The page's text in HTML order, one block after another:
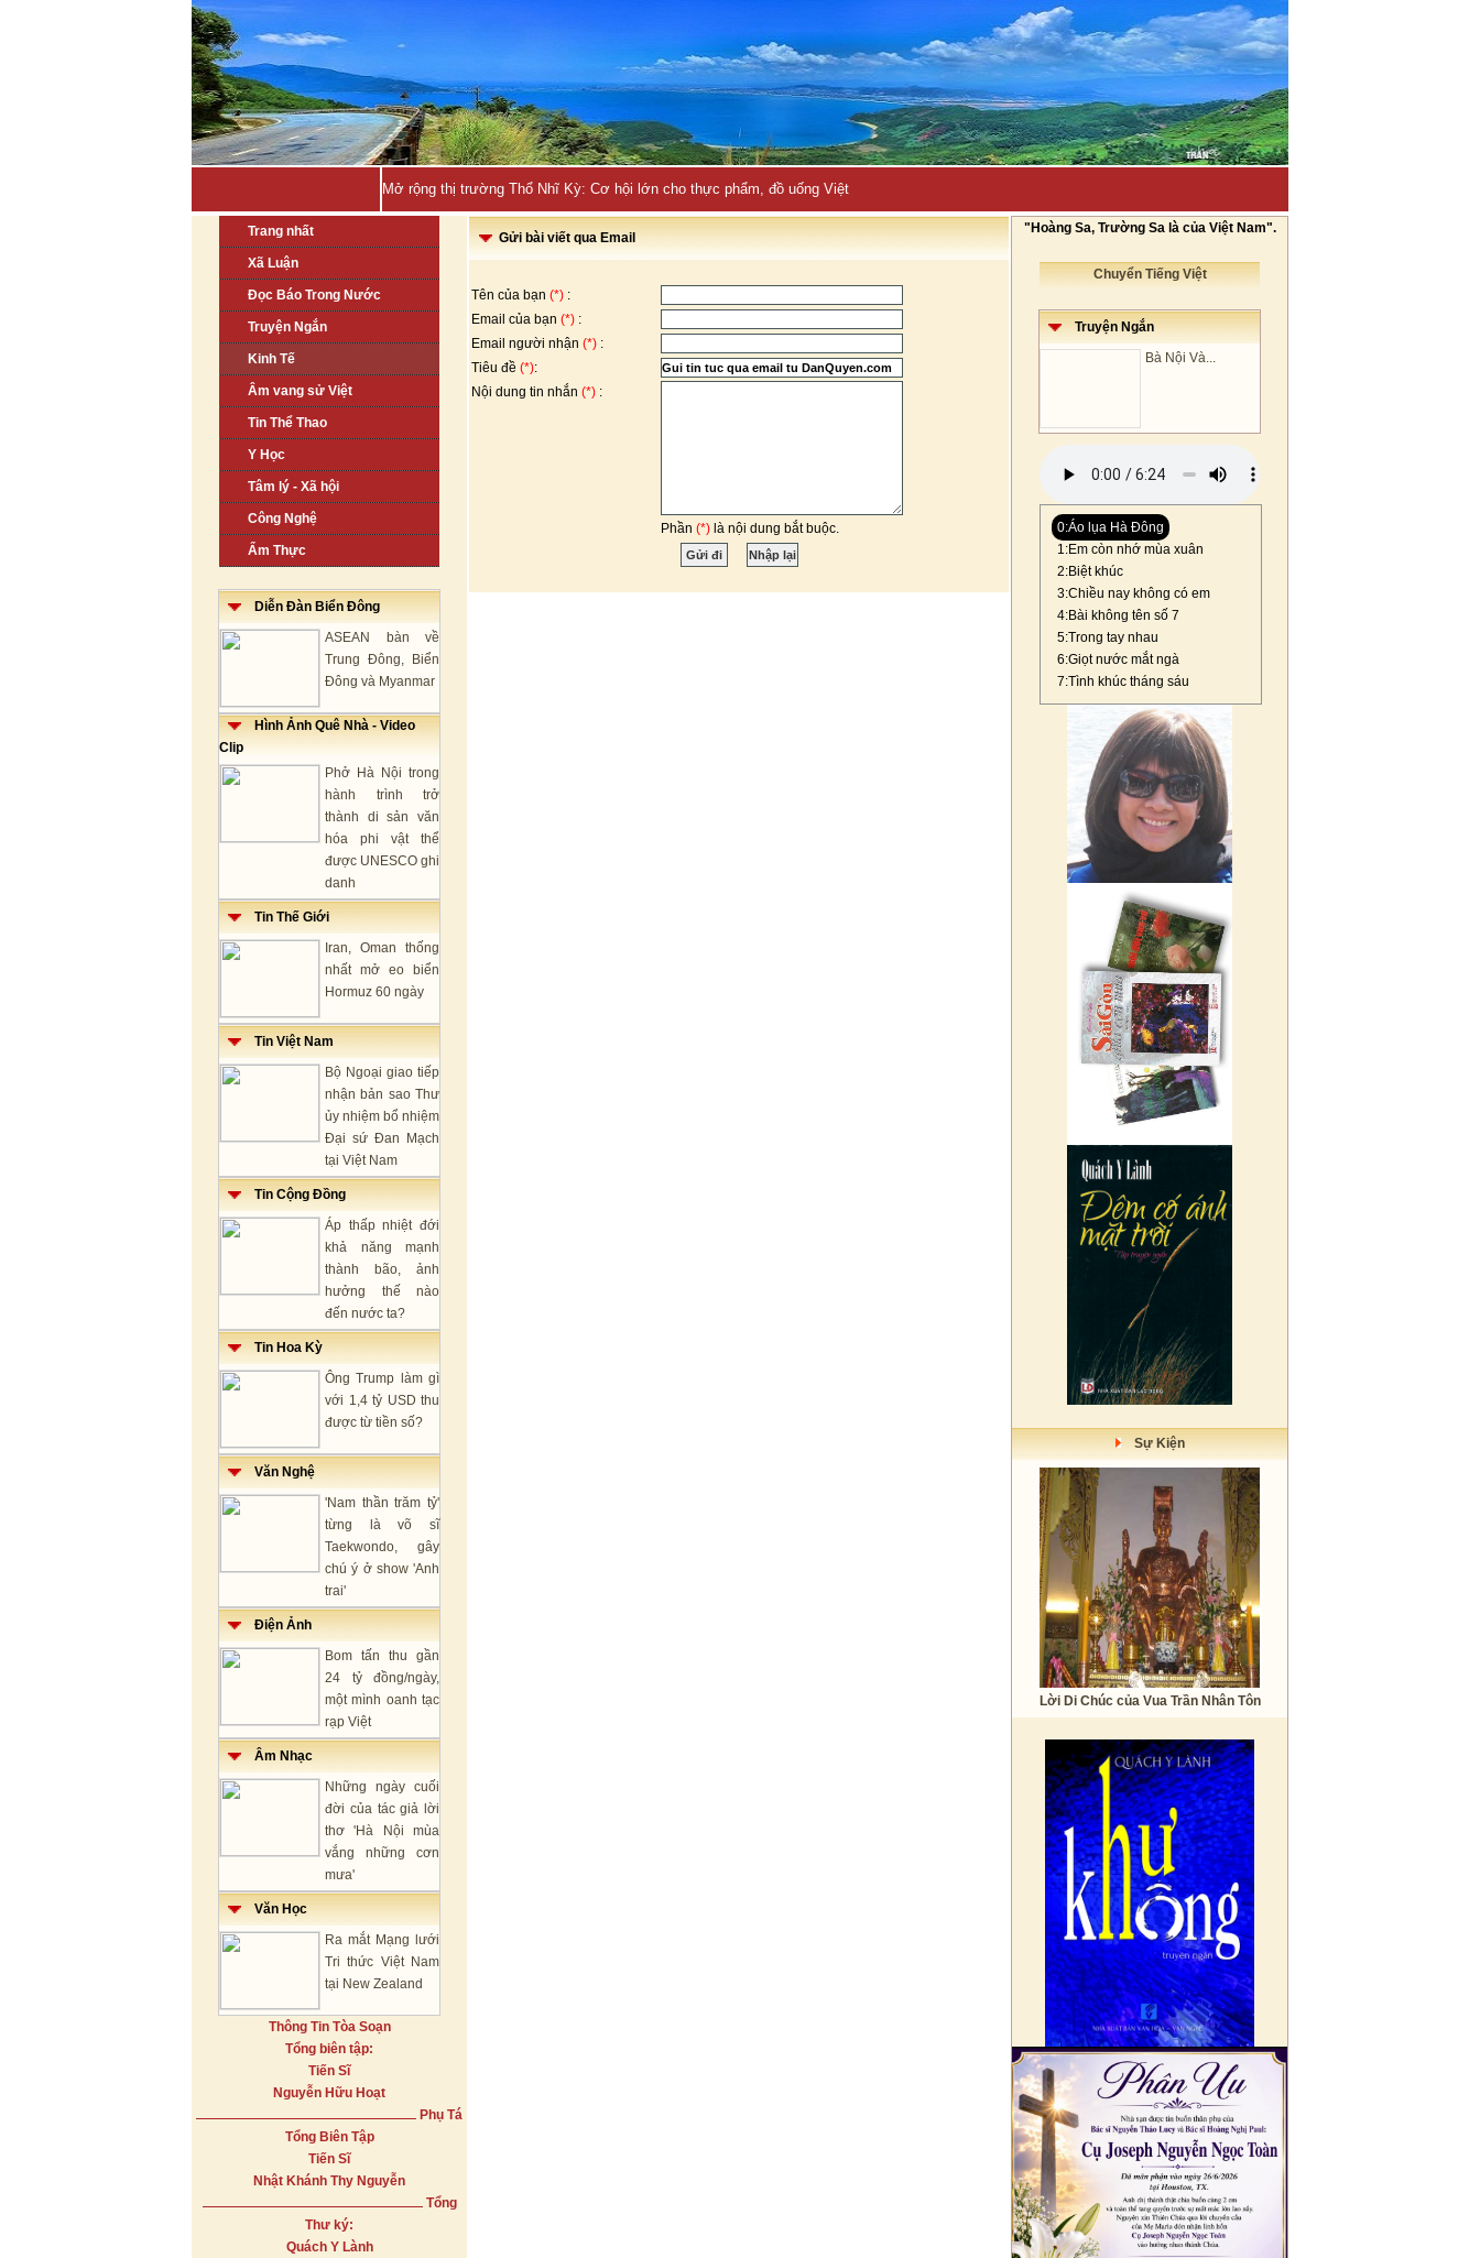
Mở rộng thị trường Thổ Nhĩ Kỳ: Cơ hội lớn cho thực phẩm, đồ uống Việt
Trang nhất
Xã Luận
Đọc Báo Trong Nước
Truyện Ngắn
Kinh Tế
Âm vang sử Việt
Tin Thể Thao
Y Học
Tâm lý - Xã hội
Công Nghệ
Ẩm Thực
Diễn Đàn Biển Đông
ASEAN bàn về
Trung Đông, Biển
Đông và Myanmar
Hình Ảnh Quê Nhà - Video
Clip
Phở Hà Nội trong
hành trình trở
thành di sản văn
hóa phi vật thể
được UNESCO ghi
danh
Tin Thế Giới
Iran, Oman thống
nhất mở eo biển
Hormuz 60 ngày
Tin Việt Nam
Bộ Ngoại giao tiếp
nhận bản sao Thư
ủy nhiệm bổ nhiệm
Đại sứ Đan Mạch
tại Việt Nam
Tin Cộng Đồng
Áp thấp nhiệt đới
khả năng mạnh
thành bão, ảnh
hưởng thế nào
đến nước ta?
Tin Hoa Kỳ
Ông Trump làm gì
với 1,4 tỷ USD thu
được từ tiền số?
Văn Nghệ
'Nam thần trăm tỷ'
từng là võ sĩ
Taekwondo, gây
chú ý ở show 'Anh
trai'
Điện Ảnh
Bom tấn thu gần
24 tỷ đồng/ngày,
một mình oanh tạc
rạp Việt
Âm Nhạc
Những ngày cuối
đời của tác giả lời
thơ 'Hà Nội mùa
vắng những cơn
mưa'
Văn Học
Ra mắt Mạng lưới
Tri thức Việt Nam
tại New Zealand
Thông Tin Tòa Soạn
Tổng biên tập:
Tiến Sĩ
Nguyễn Hữu Hoạt
Phụ Tá
Tổng Biên Tập
Tiến Sĩ
Nhật Khánh Thy Nguyễn
Tổng
Thư ký:
Quách Y Lành
Gửi bài viết qua Email
Tên của bạn (*) :
Email của bạn (*) :
Email người nhận (*) :
Tiêu đề (*):
Nội dung tin nhắn (*) :
Phần (*) là nội dung bắt buộc.
"Hoàng Sa, Trường Sa là của Việt Nam".
Chuyển Tiếng Việt
Truyện Ngắn
Bà Nội Và...
0:Áo lụa Hà Đông
1:Em còn nhớ mùa xuân
2:Biệt khúc
3:Chiều nay không có em
4:Bài không tên số 7
5:Trong tay nhau
6:Giọt nước mắt ngà
7:Tình khúc tháng sáu
Sự Kiện
Lời Di Chúc của Vua Trần Nhân Tôn